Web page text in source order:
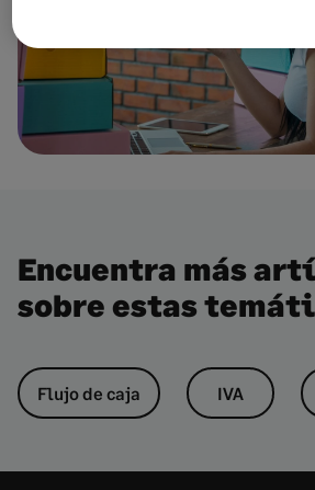
Encuentra más
sobre estas
Flujo de caja IVA